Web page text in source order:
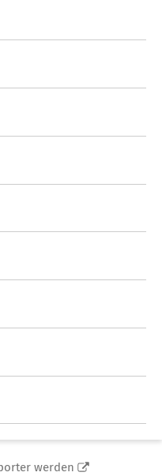
werden